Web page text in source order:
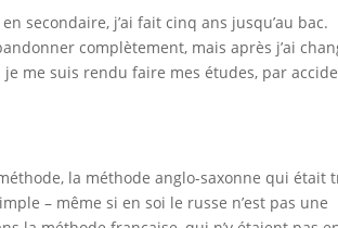
secondaire, j’ai fait cinq ans jusqu’au bac.
complètement, mais après j’ai
me suis rendu faire mes études, par
la méthode anglo-saxonne qui était
– même si en soi le russe n’est pas une